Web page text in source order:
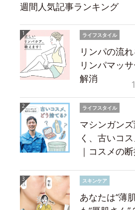
週間人気記事ランキング
ライフスタイル
リンパの流
リンパマッ
解消
ライフスタイル
マシンガン
く、古いコ
｜コスメの
スキンケア
あなたは“薄